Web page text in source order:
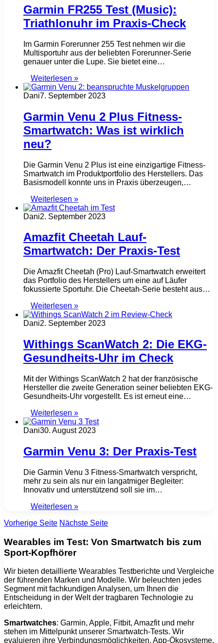
Garmin FR255 Test (Music):
Triathlonuhr im Praxis-Check
Im Garmin Forerunner 255 Test nehmen wir die
Multisportuhr aus der beliebten Forerunner-Serie
genauer unter die Lupe. Sie bietet eine…
Weiterlesen »
Dani7. September 2023
Garmin Venu 2 Plus Fitness-
Smartwatch: Was ist wirklich
neu?
Die Garmin Venu 2 Plus ist eine einzigartige Fitness-
Smartwatch im Produktportfolio des Herstellers. Das
Basismodell konnte uns in Praxis überzeugen,…
Weiterlesen »
Dani2. September 2023
Amazfit Cheetah Lauf-
Smartwatch: Der Praxis-Test
Die Amazfit Cheetah (Pro) Lauf-Smartwatch erweitert
das Portfolio des Herstellers um eine auf Läufer
fokussierte Sportuhr. Die Cheetah-Serie besteht aus…
Weiterlesen »
Dani2. September 2023
Withings ScanWatch 2: Die EKG-
Gesundheits-Uhr im Check
Mit der Withings ScanWatch 2 hat der französische
Hersteller die zweite Generation seiner beliebten EKG-
Gesundheits-Uhr vorgestellt. Es ist erneut eine…
Weiterlesen »
Dani30. August 2023
Garmin Venu 3: Der Praxis-Test
Die Garmin Venu 3 Fitness-Smartwatch verspricht,
mehr zu sein als nur ein langatmiger Begleiter:
Innovativ und unterstützend soll sie im…
Weiterlesen »
Vorherige Seite Nächste Seite
Wearables im Test: Von Smartwatch bis zum
Sport-Kopfhörer
Wir bieten detaillierte Wearables Testberichte und Vergleiche
der führenden Marken und Modelle. Wir beleuchten jedes
Segment mit fachkundigen Analysen, um Ihnen die
Entscheidung in der Welt der tragbaren Technologie zu
erleichtern.
Smartwatches: Garmin, Apple, Fitbit, Amazfit und mehr
stehen im Mittelpunkt unserer Smartwatch-Tests. Wir
evaluieren ihre Verbindungsmöglichkeiten, App-Ökosysteme,